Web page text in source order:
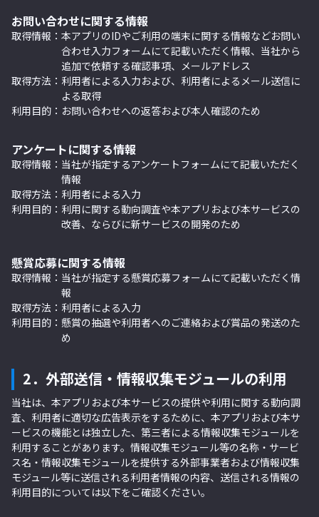
お問い合わせに関する情報
取得情報： 本アプリのIDやご利用の端末に関する情報などお問い
合わせ入力フォームにて記載いただく情報、当社から
追加で依頼する確認事項、メールアドレス
取得方法： 利用者による入力および、利用者によるメール送信に
よる取得
利用目的： お問い合わせへの返答および本人確認のため
アンケートに関する情報
取得情報： 当社が指定するアンケートフォームにて記載いただく
情報
取得方法： 利用者による入力
利用目的： 利用に関する動向調査や本アプリおよび本サービスの
改善、ならびに新サービスの開発のため
懸賞応募に関する情報
取得情報： 当社が指定する懸賞応募フォームにて記載いただく情
報
取得方法： 利用者による入力
利用目的： 懸賞の抽選や利用者へのご連絡および賞品の発送のた
め
2．外部送信・情報収集モジュールの利用
当社は、本アプリおよび本サービスの提供や利用に関する動向調
査、利用者に適切な広告表示をするために、本アプリおよび本サ
ービスの機能とは独立した、第三者による情報収集モジュールを
利用することがあります。情報収集モジュール等の名称・サービ
ス名・情報収集モジュールを提供する外部事業者および情報収集
モジュール等に送信される利用者情報の内容、送信される情報の
利用目的については以下をご確認ください。